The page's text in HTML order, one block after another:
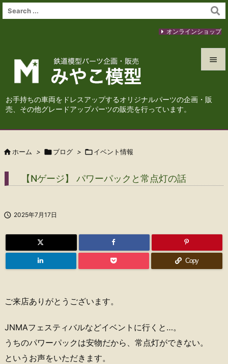
お手持ちの車両をドレスアップするオリジナルパーツの企画・販
売、その他グレードアップパーツの販売を行っています。




オンラインショップ
 ホーム > ブログ > イベント情報
【Nゲージ】 パワーパックと常点灯の話
 2025年7月17日
Copy
ご来店ありがとうございます。
JNMAフェスティバルなどイベントに行くと…。
うちのパワーパックは安物だから、常点灯ができない。
というお声をいただきます。